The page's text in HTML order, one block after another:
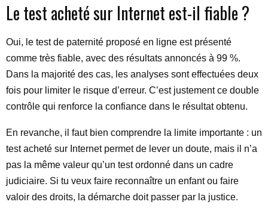
Le test acheté sur Internet est-il fiable ?
Oui, le test de paternité proposé en ligne est présenté
comme très fiable, avec des résultats annoncés à 99 %.
Dans la majorité des cas, les analyses sont effectuées deux
fois pour limiter le risque d’erreur. C’est justement ce double
contrôle qui renforce la confiance dans le résultat obtenu.
En revanche, il faut bien comprendre la limite importante : un
test acheté sur Internet permet de lever un doute, mais il n’a
pas la même valeur qu’un test ordonné dans un cadre
judiciaire. Si tu veux faire reconnaître un enfant ou faire
valoir des droits, la démarche doit passer par la justice.